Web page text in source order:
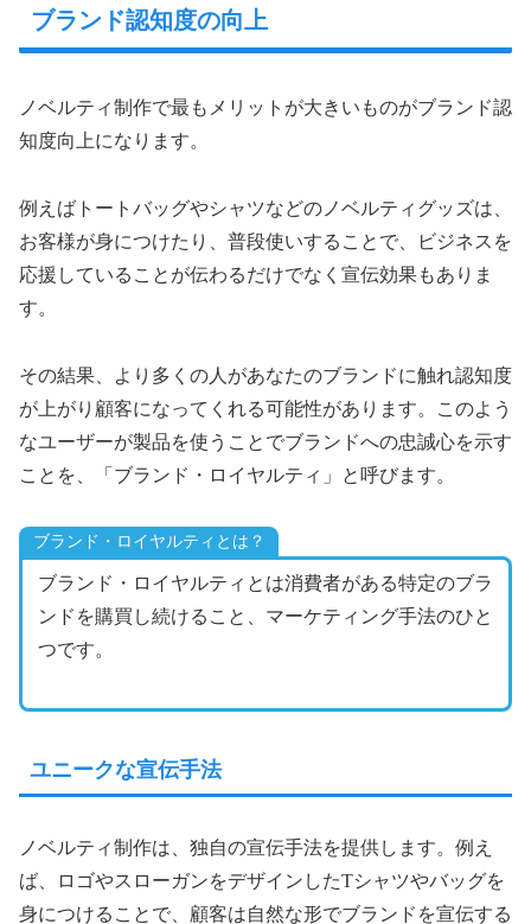
ブランド認知度の向上
ノベルティ制作で最もメリットが大きいものがブランド認
知度向上になります。
例えばトートバッグやシャツなどのノベルティグッズは、
お客様が身につけたり、普段使いすることで、ビジネスを
応援していることが伝わるだけでなく宣伝効果もありま
す。
その結果、より多くの人があなたのブランドに触れ認知度
が上がり顧客になってくれる可能性があります。このよう
なユーザーが製品を使うことでブランドへの忠誠心を示す
ことを、「ブランド・ロイヤルティ」と呼びます。
ブランド・ロイヤルティとは？
ブランド・ロイヤルティとは消費者がある特定のブラ
ンドを購買し続けること、マーケティング手法のひと
つです。
ユニークな宣伝手法
ノベルティ制作は、独自の宣伝手法を提供します。例え
ば、ロゴやスローガンをデザインしたTシャツやバッグを
身につけることで、顧客は自然な形でブランドを宣伝する